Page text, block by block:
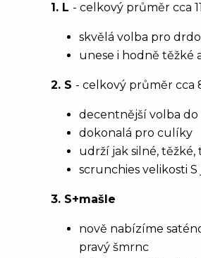
1. L - celkový průměr cca
skvělá volba pro
unese i hodně těžké
2. S - celkový průměr cca
decentnější volba
dokonalá pro culíky
udrží jak silné, těžké,
scrunchies velikosti
3. S+mašle
nově nabízíme
pravý šmrnc